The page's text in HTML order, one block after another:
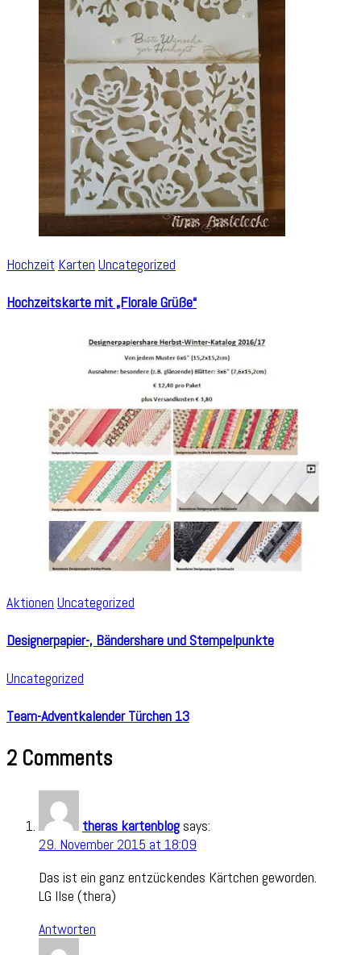
Hochzeit Karten Uncategorized
Hochzeitskarte mit „Florale Grüße“
Aktionen Uncategorized
Designerpapier-, Bändershare und Stempelpunkte
Uncategorized
Team-Adventkalender Türchen 13
2 Comments
theras kartenblog says:
29. November 2015 at 18:09
Das ist ein ganz entzückendes Kärtchen geworden.
LG Ilse (thera)
Antworten